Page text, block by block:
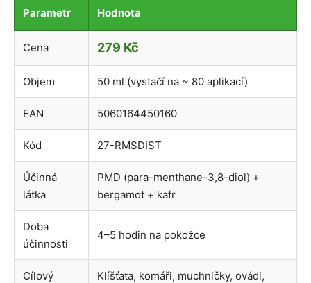
Parametr Hodnota
Cena 279 Kč
Objem 50 ml (vystačí na ~ 80 aplikací)
EAN 5060164450160
Kód 27-RMSDIST
Účinná
látka
PMD (para-menthane-3,8-diol) +
bergamot + kafr
Doba
účinnosti
4–5 hodin na pokožce
Cílový
Klíšťata, komáři, muchničky, ovádi,